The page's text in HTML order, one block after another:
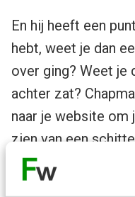
En hij heeft een
hebt, weet je dan
over ging? Weet je
achter zat?
naar je website om
zien van een
foto?
voor de snelle